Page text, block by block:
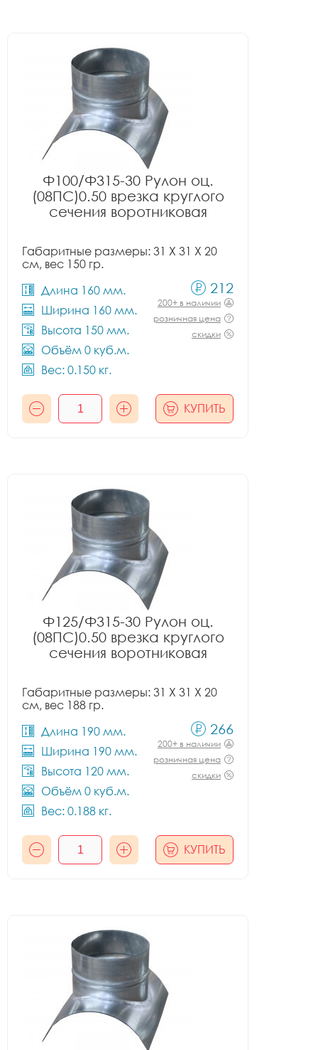
Ф100/Ф315-30 Рулон оц.
(08ПС)0.50 врезка круглого
сечения воротниковая
Габаритные размеры: 31 X 31 X 20
см, вес 150 гр.
Длина 160 мм.
Ширина 160 мм.
Высота 150 мм.
Объём 0 куб.м.
Вес: 0.150 кг.
212
200+ в наличии
розничная цена
скидки
КУПИТЬ
Ф125/Ф315-30 Рулон оц.
(08ПС)0.50 врезка круглого
сечения воротниковая
Габаритные размеры: 31 X 31 X 20
см, вес 188 гр.
Длина 190 мм.
Ширина 190 мм.
Высота 120 мм.
Объём 0 куб.м.
Вес: 0.188 кг.
266
200+ в наличии
розничная цена
скидки
КУПИТЬ